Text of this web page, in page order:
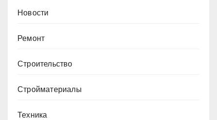
Новости
Ремонт
Строительство
Стройматериалы
Техника